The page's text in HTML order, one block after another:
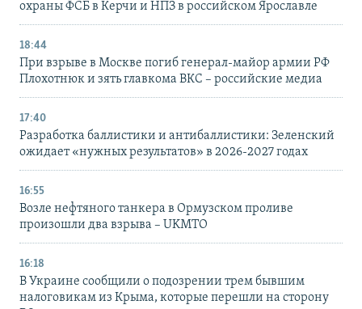
охраны ФСБ в Керчи и НПЗ в российском Ярославле
18:44
При взрыве в Москве погиб генерал-майор армии РФ
Плохотнюк и зять главкома ВКС – российские медиа
17:40
Разработка баллистики и антибаллистики: Зеленский
ожидает «нужных результатов» в 2026-2027 годах
16:55
Возле нефтяного танкера в Ормузском проливе
произошли два взрыва – UKMTO
16:18
В Украине сообщили о подозрении трем бывшим
налоговикам из Крыма, которые перешли на сторону